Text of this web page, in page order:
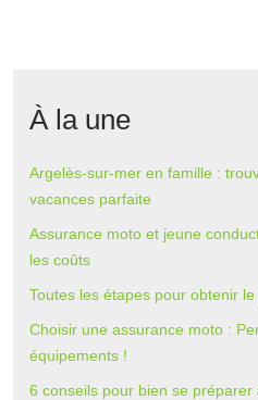
À la une
Argelès-sur-mer en famille :
vacances parfaite
Assurance moto et jeune
les coûts
Toutes les étapes pour obtenir le
Choisir une assurance moto :
équipements !
6 conseils pour bien se préparer